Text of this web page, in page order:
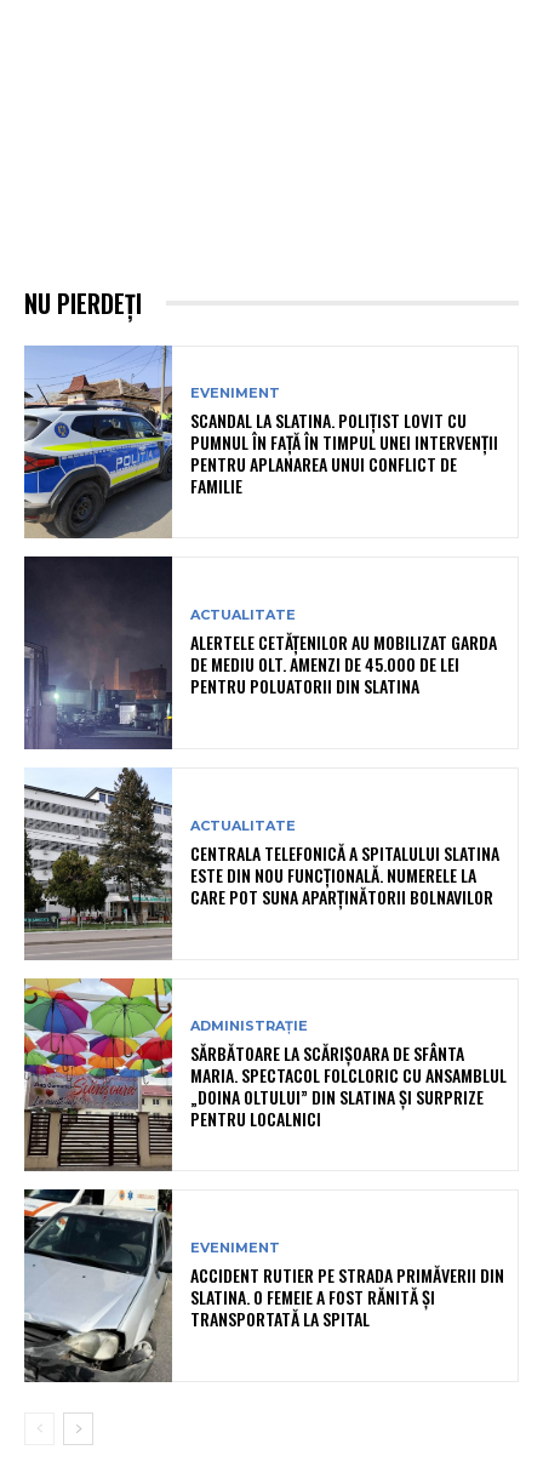
NU PIERDEȚI
EVENIMENT
SCANDAL LA SLATINA. POLIȚIST LOVIT CU
PUMNUL ÎN FAȚĂ ÎN TIMPUL UNEI INTERVENȚII
PENTRU APLANAREA UNUI CONFLICT DE
FAMILIE
ACTUALITATE
ALERTELE CETĂȚENILOR AU MOBILIZAT GARDA
DE MEDIU OLT. AMENZI DE 45.000 DE LEI
PENTRU POLUATORII DIN SLATINA
ACTUALITATE
CENTRALA TELEFONICĂ A SPITALULUI SLATINA
ESTE DIN NOU FUNCȚIONALĂ. NUMERELE LA
CARE POT SUNA APARȚINĂTORII BOLNAVILOR
ADMINISTRAȚIE
SĂRBĂTOARE LA SCĂRIȘOARA DE SFÂNTA
MARIA. SPECTACOL FOLCLORIC CU ANSAMBLUL
„DOINA OLTULUI” DIN SLATINA ȘI SURPRIZE
PENTRU LOCALNICI
EVENIMENT
ACCIDENT RUTIER PE STRADA PRIMĂVERII DIN
SLATINA. O FEMEIE A FOST RĂNITĂ ȘI
TRANSPORTATĂ LA SPITAL